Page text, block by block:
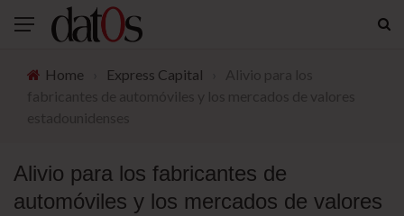
Home Express Capital
Alivio para los fabricantes de
automóviles y los mercados de valores